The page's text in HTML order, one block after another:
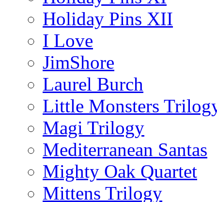
Holiday Pins XII
I Love
JimShore
Laurel Burch
Little Monsters
Magi Trilogy
Mediterranean Santas
Mighty Oak Quartet
Mittens Trilogy